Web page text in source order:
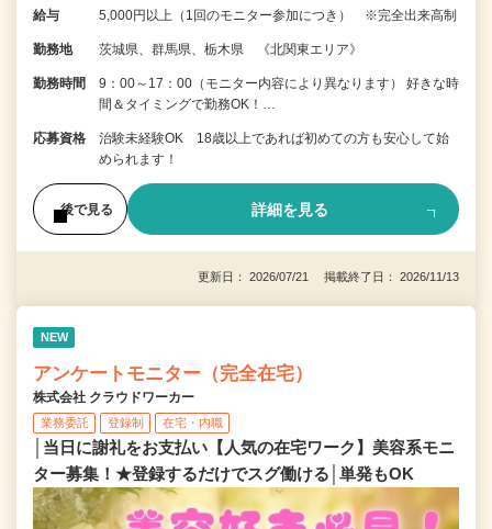
給与 5,000円以上（1回のモニター参加につき） ※完全出来高制
勤務地 茨城県、群馬県、栃木県 《北関東エリア》
勤務時間
9：00～17：00（モニター内容により異なります） 好きな時
間＆タイミングで勤務OK！…
応募資格
治験未経験OK 18歳以上であれば初めての方も安心して始
められます！
後で見る 詳細を見る
更新日： 2026/07/21 掲載終了日： 2026/11/13
NEW
アンケートモニター（完全在宅）
株式会社 クラウドワーカー
業務委託 登録制 在宅・内職
│当日に謝礼をお支払い【人気の在宅ワーク】美容系モニ
ター募集！★登録するだけでスグ働ける│単発もOK